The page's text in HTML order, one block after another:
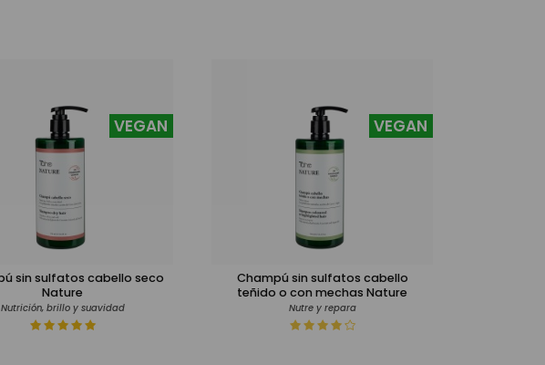
sin sulfatos cabello seco
Nature
Nutrición, brillo y suavidad
VEGAN
Champú sin sulfatos cabello
teñido o con mechas Nature
Nutre y repara
VEGAN